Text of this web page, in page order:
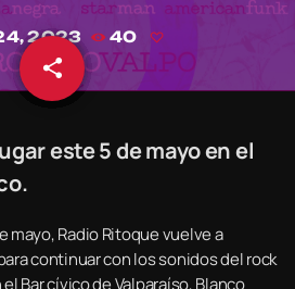
2023 40
share
email
este 5 de mayo en el
mayo, Radio Ritoque vuelve a
continuar con los sonidos del rock
Bar cívico de Valparaíso, Blanco